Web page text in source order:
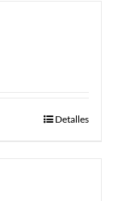
Detalles